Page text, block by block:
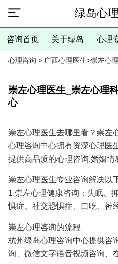
绿岛心
咨询首页 关于绿岛 心理
心理咨询 > 广西心理医生>崇左心
崇左心理医生_崇左心理
心
崇左心理医生去哪里看？崇左
心理咨询中心拥有资深心理医
提供高品质的心理咨询,婚姻
和大量成功案例,是您寻找崇左
询医院/心理咨询机构的理想选
崇左心理医生专业咨询解决以
1.崇左心理健康咨询：失眠、
惧症、社交恐惧症、口吃、神
人、挽救婚姻、感情修复、情
3.崇左青少年心理咨询：孩子
恋、学习压力、考试焦虑、交
崇左心理咨询的流程
杭州绿岛心理咨询中心提供咨
询、微信文字语音视频咨询、